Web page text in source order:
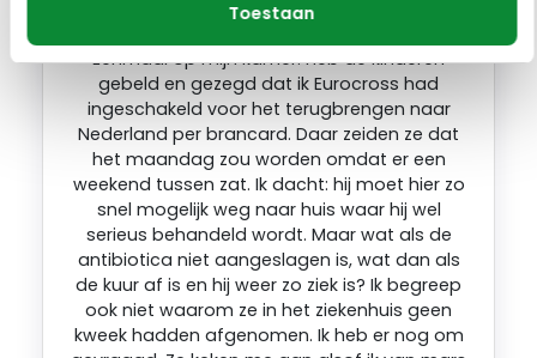
Toestaan